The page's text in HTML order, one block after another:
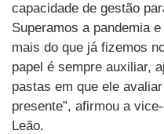
capacidade de gestão
Superamos a pandemia
mais do que já fizemos
papel é sempre auxiliar,
pastas em que ele
presente”, afirmou a
Leão.